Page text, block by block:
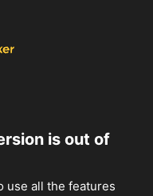
is out of
use all the features